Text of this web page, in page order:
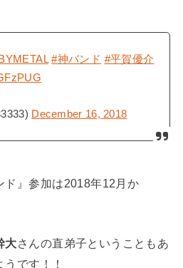
#神バンド #平賀優介
December 16, 2018
ド』参加は2018年12月か
大さんの直弟子ということもあ
です！！